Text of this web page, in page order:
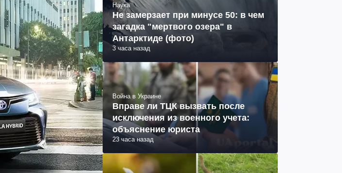
Наука
Не замерзает при минусе 50: в чем
загадка "мертвого озера" в
Антарктиде (фото)
3 часа назад
Война в Украине
Вправе ли ТЦК вызвать после
исключения из военного учета:
объяснение юриста
23 часа назад